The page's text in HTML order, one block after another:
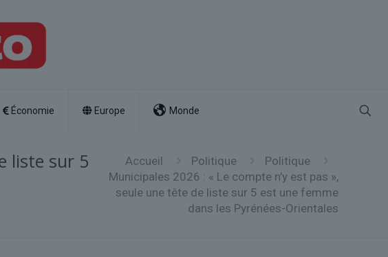
Économie Europe Monde
liste sur 5 Accueil Politique
Politique
Municipales 2026 : « Le compte n’y est pas »,
seule une tête de liste sur 5 est une femme
dans les Pyrénées-Orientales